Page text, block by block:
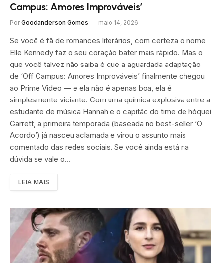
Campus: Amores Improváveis’
Por Goodanderson Gomes maio 14, 2026
Se você é fã de romances literários, com certeza o nome
Elle Kennedy faz o seu coração bater mais rápido. Mas o
que você talvez não saiba é que a aguardada adaptação
de ‘Off Campus: Amores Improváveis’ finalmente chegou
ao Prime Video — e ela não é apenas boa, ela é
simplesmente viciante. Com uma química explosiva entre a
estudante de música Hannah e o capitão do time de hóquei
Garrett, a primeira temporada (baseada no best-seller ‘O
Acordo’) já nasceu aclamada e virou o assunto mais
comentado das redes sociais. Se você ainda está na
dúvida se vale o…
LEIA MAIS